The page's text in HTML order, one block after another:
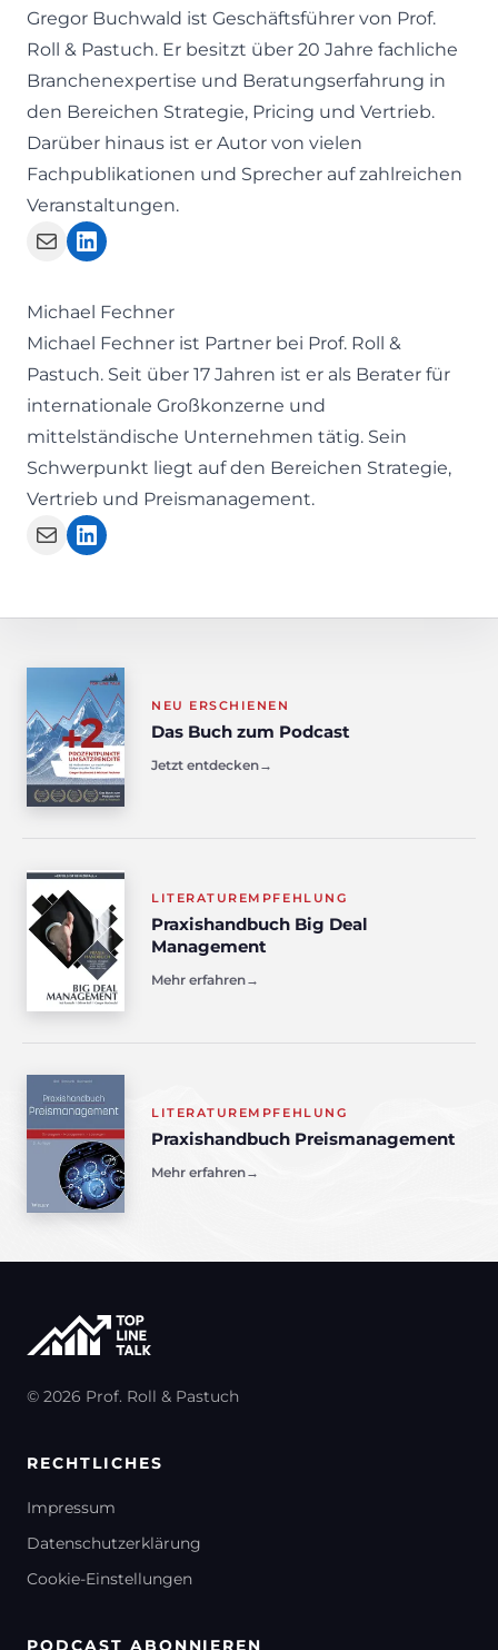
Gregor Buchwald ist Geschäftsführer von Prof.
Roll & Pastuch. Er besitzt über 20 Jahre fachliche
Branchenexpertise und Beratungserfahrung in
den Bereichen Strategie, Pricing und Vertrieb.
Darüber hinaus ist er Autor von vielen
Fachpublikationen und Sprecher auf zahlreichen
Veranstaltungen.
Michael Fechner
Michael Fechner ist Partner bei Prof. Roll &
Pastuch. Seit über 17 Jahren ist er als Berater für
internationale Großkonzerne und
mittelständische Unternehmen tätig. Sein
Schwerpunkt liegt auf den Bereichen Strategie,
Vertrieb und Preismanagement.
NEU ERSCHIENEN
Das Buch zum Podcast
Jetzt entdecken→
LITERATUREMPFEHLUNG
Praxishandbuch Big Deal
Management
Mehr erfahren→
LITERATUREMPFEHLUNG
Praxishandbuch Preismanagement
Mehr erfahren→
© 2026 Prof. Roll & Pastuch
RECHTLICHES
Impressum
Datenschutzerklärung
Cookie-Einstellungen
PODCAST ABONNIEREN